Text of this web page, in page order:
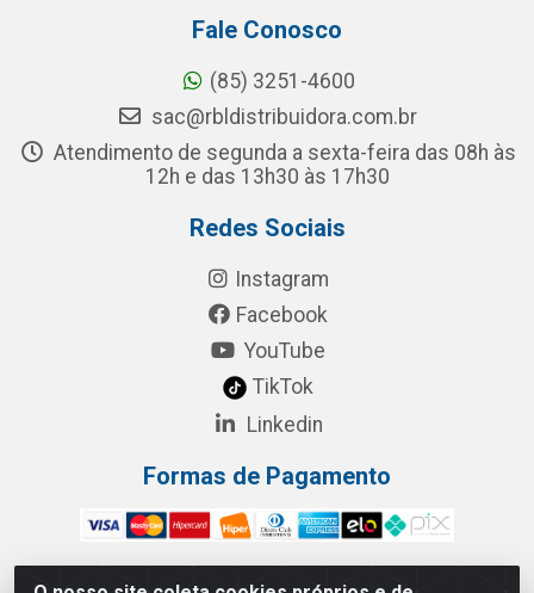
Fale Conosco
(85) 3251-4600
sac@rbldistribuidora.com.br
Atendimento de segunda a sexta-feira das 08h às
12h e das 13h30 às 17h30
Redes Sociais
Instagram
Facebook
YouTube
TikTok
Linkedin
Formas de Pagamento